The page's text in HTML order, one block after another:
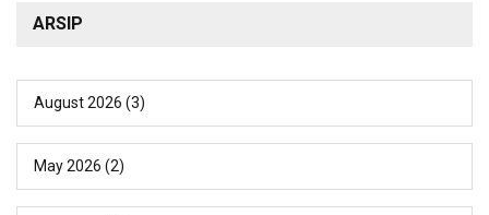
ARSIP
August 2026 (3)
May 2026 (2)